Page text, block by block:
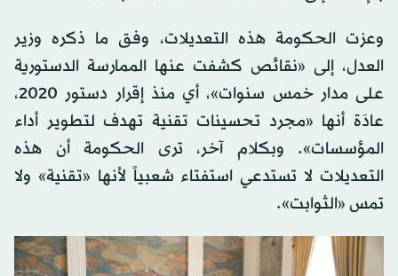
وعزت الحكومة هذه التعديلات، وفق ما ذكره وزير
العدل، إلى «نقائص كشفت عنها الممارسة الدستورية
على مدار خمس سنوات»، أي منذ إقرار دستور 2020،
عادَة أنها «مجرد تحسينات تقنية تهدف لتطوير أداء
المؤسسات». وبكلام آخر، ترى الحكومة أن هذه
التعديلات لا تستدعي استفتاء شعبياً لأنها «تقنية» ولا
تمس «الثوابت».